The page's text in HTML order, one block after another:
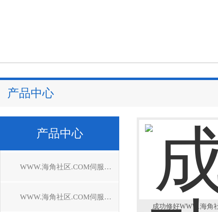
产品中心
产品中心
WWW.海角社区.COM伺服驱动器维修
WWW.海角社区.COM伺服控制器维修
成功修好WWW.海角